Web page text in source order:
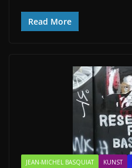
Read More
JEAN-MICHEL BASQUIAT KUNST